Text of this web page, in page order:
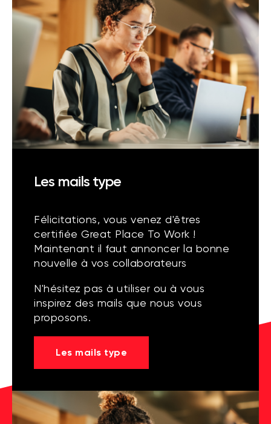
Les mails type
Félicitations, vous venez d'êtres
certifiée Great Place To Work !
Maintenant il faut annoncer la bonne
nouvelle à vos collaborateurs
N'hésitez pas à utiliser ou à vous
inspirez des mails que nous vous
proposons.
Les mails type